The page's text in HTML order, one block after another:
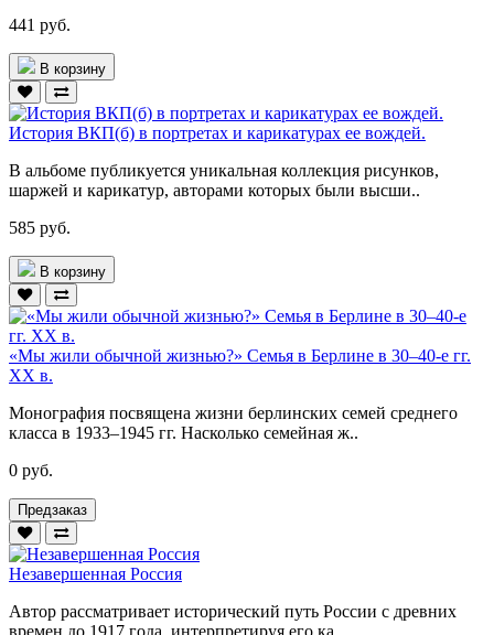
441 руб.
В корзину
История ВКП(б) в портретах и карикатурах ее вождей.
В альбоме публикуется уникальная коллекция рисунков,
шаржей и карикатур, авторами которых были высши..
585 руб.
В корзину
«Мы жили обычной жизнью?» Семья в Берлине в 30–40-е гг.
ХХ в.
Монография посвящена жизни берлинских семей среднего
класса в 1933–1945 гг. Насколько семейная ж..
0 руб.
Предзаказ
Незавершенная Россия
Автор рассматривает исторический путь России с древних
времен до 1917 года, интерпретируя его ка..